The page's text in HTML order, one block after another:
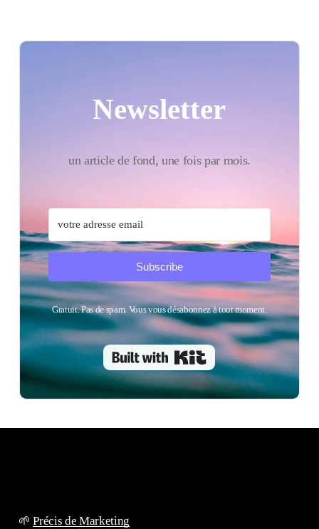
Newsletter
un article de fond, une fois par mois.
Subscribe
Gratuit. Pas de spam. Vous vous désabonnez à tout moment.
Built with Kit
🌱Précis de Marketing